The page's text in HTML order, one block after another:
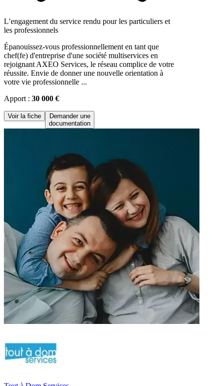
L’engagement du service rendu pour les particuliers et
les professionnels
Épanouissez-vous professionnellement en tant que
chef(fe) d'entreprise d'une société multiservices en
rejoignant AXEO Services, le réseau complice de votre
réussite. Envie de donner une nouvelle orientation à
votre vie professionnelle ...
Apport : 30 000 €
Voir la fiche
Demander une
documentation